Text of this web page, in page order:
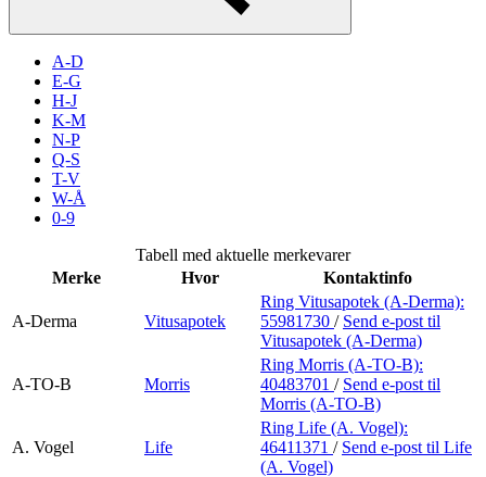
Inspirasjon
Søk
Parkering
Praktisk informasjon
Gavekort
A-D
E-G
H-J
K-M
N-P
Q-S
T-V
W-Å
0-9
Tabell med aktuelle merkevarer
Merke
Hvor Kontaktinfo
A-Derma Vitusapotek
Ring Vitusapotek (A-Derma):
55981730 / Send e-post til
Vitusapotek (A-Derma)
A-TO-B Morris
Ring Morris (A-TO-B):
40483701 / Send e-post til
Morris (A-TO-B)
A. Vogel Life
Ring Life (A. Vogel):
46411371 / Send e-post til Life
(A. Vogel)